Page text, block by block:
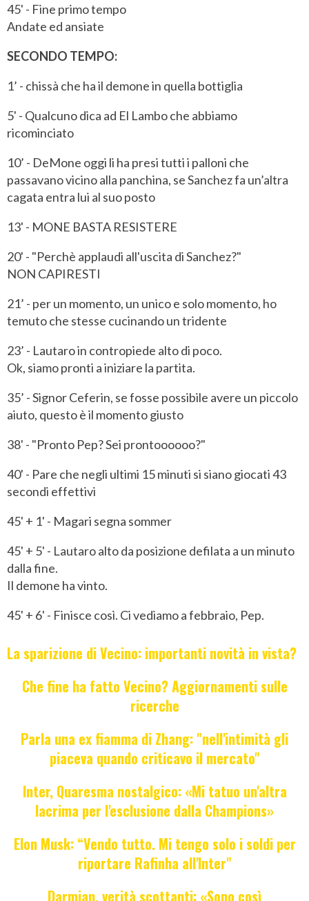
45' - Fine primo tempo
Andate ed ansiate
SECONDO TEMPO:
1’ - chissà che ha il demone in quella bottiglia
5' - Qualcuno dica ad El Lambo che abbiamo
ricominciato
10’ - DeMone oggi li ha presi tutti i palloni che
passavano vicino alla panchina, se Sanchez fa un’altra
cagata entra lui al suo posto
13' - MONE BASTA RESISTERE
20' - "Perchè applaudi all'uscita di Sanchez?"
NON CAPIRESTI
21’ - per un momento, un unico e solo momento, ho
temuto che stesse cucinando un tridente
23’ - Lautaro in contropiede alto di poco.
Ok, siamo pronti a iniziare la partita.
35’ - Signor Ceferin, se fosse possibile avere un piccolo
aiuto, questo è il momento giusto
38' - "Pronto Pep? Sei prontoooooo?"
40' - Pare che negli ultimi 15 minuti si siano giocati 43
secondi effettivi
45' + 1' - Magari segna sommer
45' + 5' - Lautaro alto da posizione defilata a un minuto
dalla fine.
Il demone ha vinto.
45' + 6' - Finisce così. Ci vediamo a febbraio, Pep.
La sparizione di Vecino: importanti novità in vista?
Che fine ha fatto Vecino? Aggiornamenti sulle
ricerche
Parla una ex fiamma di Zhang: "nell'intimità gli
piaceva quando criticavo il mercato"
Inter, Quaresma nostalgico: «Mi tatuo un'altra
lacrima per l'esclusione dalla Champions»
Elon Musk: “Vendo tutto. Mi tengo solo i soldi per
riportare Rafinha all'Inter"
Darmian, verità scottanti: «Sono così